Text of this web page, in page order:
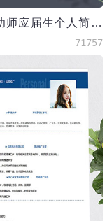
深绿色幼师应届生个人简历模板
71757